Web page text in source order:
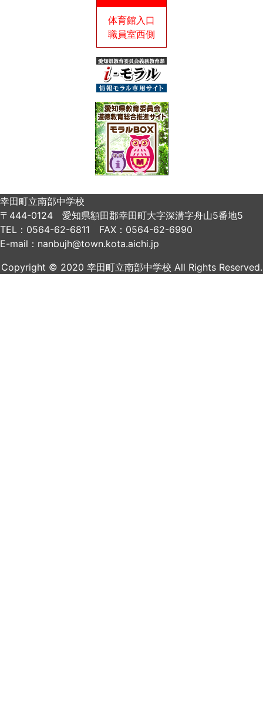
体育館入口
職員室西側
幸田町立南部中学校
〒444-0124 愛知県額田郡幸田町大字深溝字舟山5番地5
TEL：0564-62-6811 FAX：0564-62-6990
E-mail：nanbujh@town.kota.aichi.jp
Copyright © 2020 幸田町立南部中学校 All Rights Reserved.